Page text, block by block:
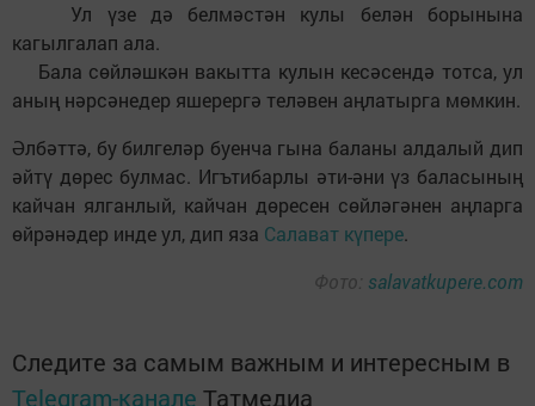
Ул үзе дә белмәстән кулы белән борынына
кагылгалап ала.
Бала сөйләшкән вакытта кулын кесәсендә тотса, ул
аның нәрсәнедер яшерергә теләвен аңлатырга мөмкин.
Әлбәттә, бу билгеләр буенча гына баланы алдалый дип
әйтү дөрес булмас. Игътибарлы әти-әни үз баласының
кайчан ялганлый, кайчан дөресен сөйләгәнен аңларга
өйрәнәдер инде ул, дип яза Салават күпере.
Фото: salavatkupere.com
Следите за самым важным и интересным в
Telegram-канале Татмедиа